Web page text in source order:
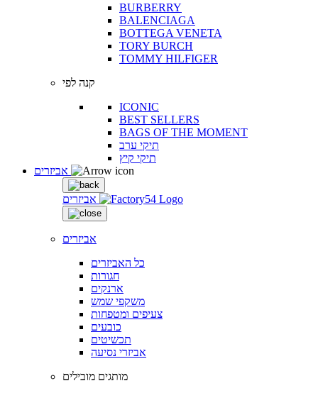
BURBERRY
BALENCIAGA
BOTTEGA VENETA
TORY BURCH
TOMMY HILFIGER
קנה לפי
ICONIC
BEST SELLERS
BAGS OF THE MOMENT
תיקי ערב
תיקי קיץ
אביזרים
אביזרים
כל האביזרים
חגורות
ארנקים
משקפי שמש
צעיפים ומטפחות
כובעים
תכשיטים
אביזרי נסיעה
מותגים מובילים